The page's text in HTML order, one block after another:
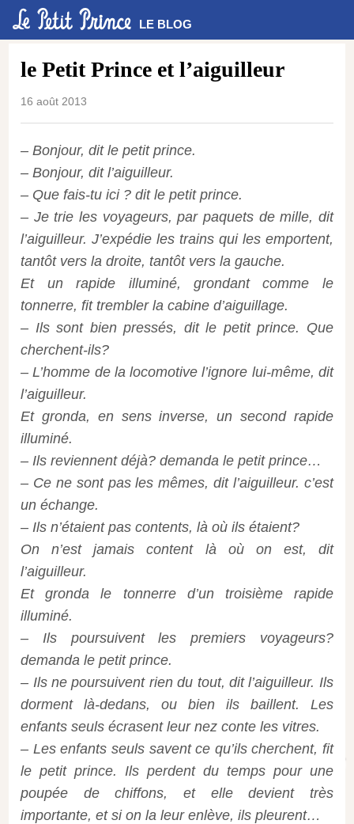
LE BLOG
le Petit Prince et l’aiguilleur
16 août 2013
– Bonjour, dit le petit prince.
– Bonjour, dit l’aiguilleur.
– Que fais-tu ici ? dit le petit prince.
– Je trie les voyageurs, par paquets de mille, dit
l’aiguilleur. J’expédie les trains qui les emportent,
tantôt vers la droite, tantôt vers la gauche.
Et un rapide illuminé, grondant comme le
tonnerre, fit trembler la cabine d’aiguillage.
– Ils sont bien pressés, dit le petit prince. Que
cherchent-ils?
– L’homme de la locomotive l’ignore lui-même, dit
l’aiguilleur.
Et gronda, en sens inverse, un second rapide
illuminé.
– Ils reviennent déjà? demanda le petit prince…
– Ce ne sont pas les mêmes, dit l’aiguilleur. c’est
un échange.
– Ils n’étaient pas contents, là où ils étaient?
On n’est jamais content là où on est, dit
l’aiguilleur.
Et gronda le tonnerre d’un troisième rapide
illuminé.
– Ils poursuivent les premiers voyageurs?
demanda le petit prince.
– Ils ne poursuivent rien du tout, dit l’aiguilleur. Ils
dorment là-dedans, ou bien ils baillent. Les
enfants seuls écrasent leur nez conte les vitres.
– Les enfants seuls savent ce qu’ils cherchent, fit
le petit prince. Ils perdent du temps pour une
poupée de chiffons, et elle devient très
importante, et si on la leur enlève, ils pleurent…